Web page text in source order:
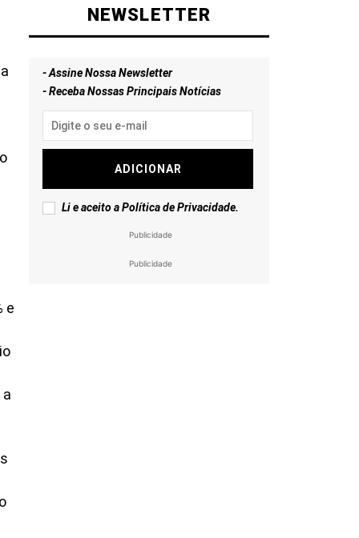
e
NEWSLETTER
- Assine Nossa Newsletter
- Receba Nossas Principais Notícias
ADICIONAR
Li e aceito aPolítica de Privacidade.
Publicidade
Publicidade